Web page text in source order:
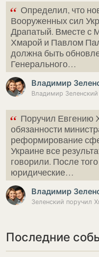
“ Определил, что
Вооруженных сил
Драпатый. Вместе с
Хмарой и Павлом
должна быть
Генерального…
Владимир
“ Поручил Евгению
обязанности
реформирование
Украине все
говорили. После
юридические…
Владимир
Последние